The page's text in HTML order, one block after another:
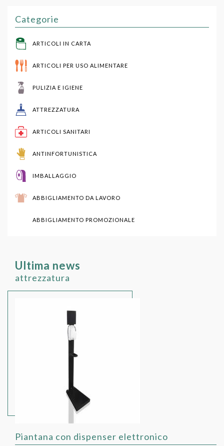
Categorie
ARTICOLI IN CARTA
ARTICOLI PER USO ALIMENTARE
PULIZIA E IGIENE
ATTREZZATURA
ARTICOLI SANITARI
ANTINFORTUNISTICA
IMBALLAGGIO
ABBIGLIAMENTO DA LAVORO
ABBIGLIAMENTO PROMOZIONALE
Ultima news
attrezzatura
Piantana con dispenser elettronico